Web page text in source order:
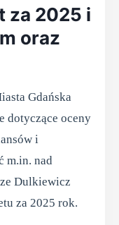
za 2025 i
oraz
Gdańska
dotyczące oceny
i
m.in. nad
Dulkiewicz
za 2025 rok.